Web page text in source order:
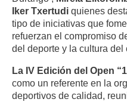
Iker Txertudi quienes
tipo de iniciativas que
refuerzan el compromiso
del deporte y la cultura del
La IV Edición del Open
como un referente en la
deportivos de calidad,